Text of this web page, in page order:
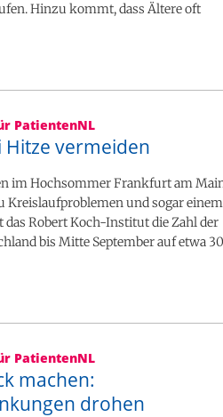
Hinzu kommt, dass Ältere oft
PatientenNL
Hitze vermeiden
im Hochsommer Frankfurt am
Kreislaufproblemen und sogar einem
Robert Koch-Institut die Zahl der
bis Mitte September auf etwa
PatientenNL
machen:
drohen